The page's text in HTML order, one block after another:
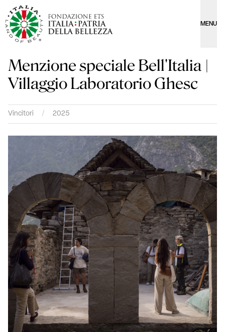
MENU
Menzione speciale Bell'Italia |
Villaggio Laboratorio Ghesc
Vincitori / 2025